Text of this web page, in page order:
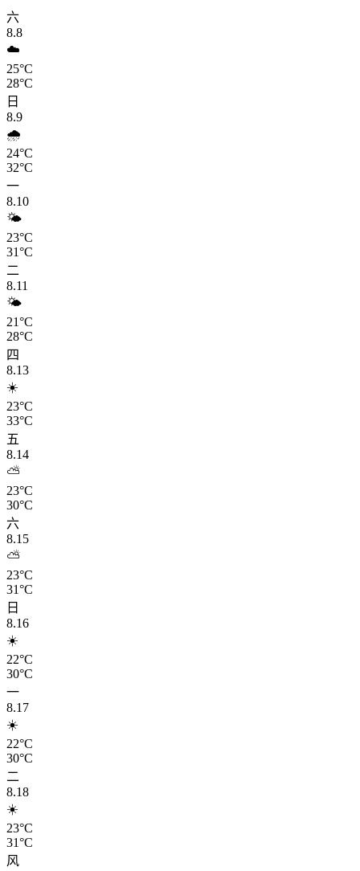
六
8.8
☁️
25°C
28°C
日
8.9
🌧️
24°C
32°C
一
8.10
🌤️
23°C
31°C
二
8.11
🌤️
21°C
28°C
四
8.13
☀️
23°C
33°C
五
8.14
⛅
23°C
30°C
六
8.15
⛅
23°C
31°C
日
8.16
☀️
22°C
30°C
一
8.17
☀️
22°C
30°C
二
8.18
☀️
23°C
31°C
风